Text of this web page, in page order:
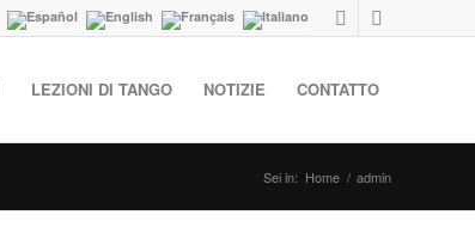
LEZIONI DI TANGO NOTIZIE CONTATTO
Sei in: Home / admin